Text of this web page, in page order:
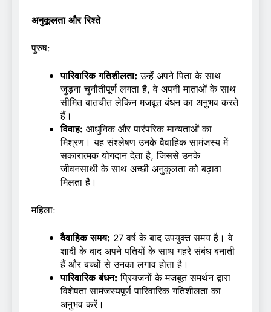
अनुकूलता और रिश्ते
पुरुष:
पारिवारिक गतिशीलता: उन्हें अपने पिता के साथ
जुड़ना चुनौतीपूर्ण लगता है, वे अपनी माताओं के साथ
सीमित बातचीत लेकिन मजबूत बंधन का अनुभव करते
हैं।
विवाह: आधुनिक और पारंपरिक मान्यताओं का
मिश्रण। यह संश्लेषण उनके वैवाहिक सामंजस्य में
सकारात्मक योगदान देता है, जिससे उनके
जीवनसाथी के साथ अच्छी अनुकूलता को बढ़ावा
मिलता है।
महिला:
वैवाहिक समय: 27 वर्ष के बाद उपयुक्त समय है। वे
शादी के बाद अपने पतियों के साथ गहरे संबंध बनाती
हैं और बच्चों से उनका लगाव होता है।
पारिवारिक बंधन: प्रियजनों के मजबूत समर्थन द्वारा
विशेषता सामंजस्यपूर्ण पारिवारिक गतिशीलता का
अनुभव करें।